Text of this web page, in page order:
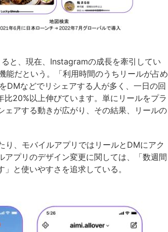
と、現在、Instagramの成長を牽引してい
能だという。「利用時間のうちリールが占め
DMなどでリシェアする人が多く、一日の回
20%以上伸びています。単にリールをプラ
アする動きが広がり、その結果、リールの
、モバイルアプリではリールとDMにアク
プリのデザイン変更に関しては、「数週間
と使いやすさを追求している。